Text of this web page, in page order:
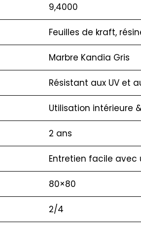
9,4000
Feuilles de kraft,
Marbre Kandia Gris
Résistant aux UV et
Utilisation intérieure
2 ans
Entretien facile
80×80
2/4